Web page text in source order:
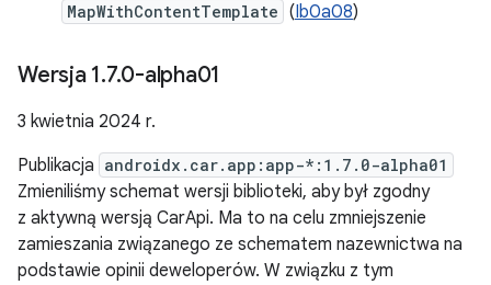
MapWithContentTemplate (Ib0a08)
Wersja 1.7.0-alpha01
3 kwietnia 2024 r.
Publikacja androidx.car.app:app-*:1.7.0-alpha01
Zmieniliśmy schemat wersji biblioteki, aby był zgodny
z aktywną wersją CarApi. Ma to na celu zmniejszenie
zamieszania związanego ze schematem nazewnictwa na
podstawie opinii deweloperów. W związku z tym